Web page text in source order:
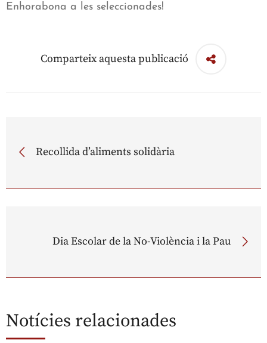
Enhorabona a les seleccionades!
Comparteix aquesta publicació
Recollida d’aliments solidària
Dia Escolar de la No-Violència i la Pau
Notícies relacionades